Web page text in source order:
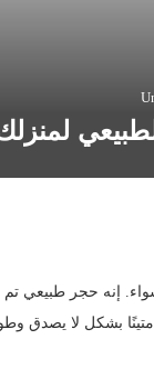
إنه حجر طبيعي
بشكل لا يصدق